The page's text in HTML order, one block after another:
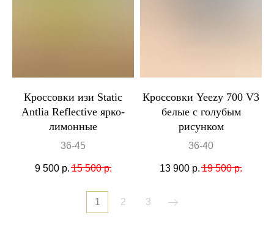
Кроссовки изи Static
Antlia Reflective ярко-
лимонные
36-45
9 500 р. 15 500 р.
Кроссовки Yeezy 700 V3
белые с голубым
рисунком
36-40
13 900 р. 19 500 р.
1 2 3